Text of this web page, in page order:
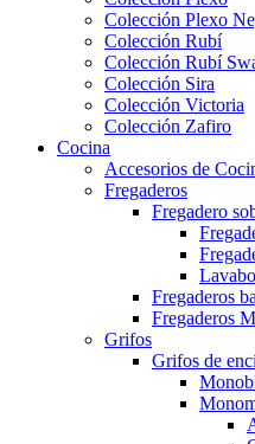
Colección Plexo
Colección Rubí
Colección Rubí
Colección Sira
Colección Victoria
Colección Zafiro
Cocina
Accesorios de
Fregaderos
Fregadero
Fregaderos
Fregaderos
Grifos
Grifos de